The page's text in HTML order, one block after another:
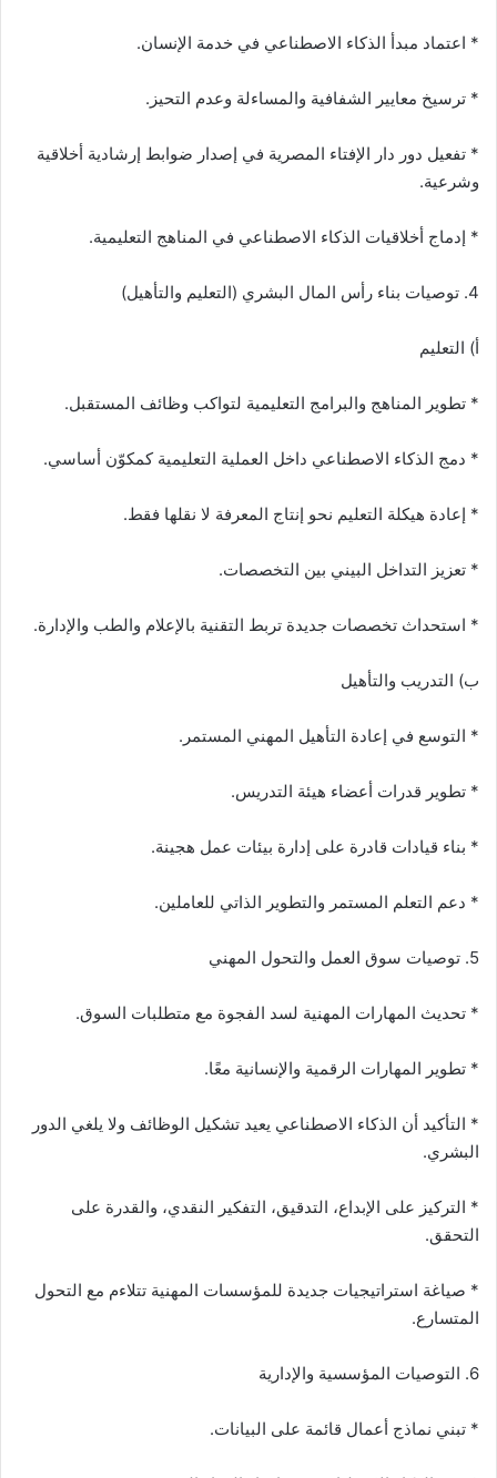
* اعتماد مبدأ الذكاء الاصطناعي في خدمة الإنسان.
* ترسيخ معايير الشفافية والمساءلة وعدم التحيز.
* تفعيل دور دار الإفتاء المصرية في إصدار ضوابط إرشادية أخلاقية
وشرعية.
* إدماج أخلاقيات الذكاء الاصطناعي في المناهج التعليمية.
4. توصيات بناء رأس المال البشري (التعليم والتأهيل)
أ) التعليم
* تطوير المناهج والبرامج التعليمية لتواكب وظائف المستقبل.
* دمج الذكاء الاصطناعي داخل العملية التعليمية كمكوّن أساسي.
* إعادة هيكلة التعليم نحو إنتاج المعرفة لا نقلها فقط.
* تعزيز التداخل البيني بين التخصصات.
* استحداث تخصصات جديدة تربط التقنية بالإعلام والطب والإدارة.
ب) التدريب والتأهيل
* التوسع في إعادة التأهيل المهني المستمر.
* تطوير قدرات أعضاء هيئة التدريس.
* بناء قيادات قادرة على إدارة بيئات عمل هجينة.
* دعم التعلم المستمر والتطوير الذاتي للعاملين.
5. توصيات سوق العمل والتحول المهني
* تحديث المهارات المهنية لسد الفجوة مع متطلبات السوق.
* تطوير المهارات الرقمية والإنسانية معًا.
* التأكيد أن الذكاء الاصطناعي يعيد تشكيل الوظائف ولا يلغي الدور
البشري.
* التركيز على الإبداع، التدقيق، التفكير النقدي، والقدرة على
التحقق.
* صياغة استراتيجيات جديدة للمؤسسات المهنية تتلاءم مع التحول
المتسارع.
6. التوصيات المؤسسية والإدارية
* تبني نماذج أعمال قائمة على البيانات.